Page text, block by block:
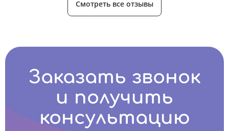
Смотреть все отзывы
Заказать звонок
и получить
консультацию